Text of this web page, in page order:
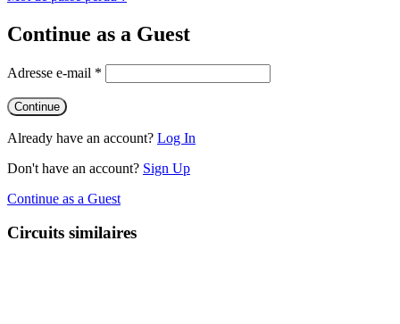
Continue as a Guest
Adresse e-mail *
Already have an account? Log In
Don't have an account? Sign Up
Continue as a Guest
Circuits similaires